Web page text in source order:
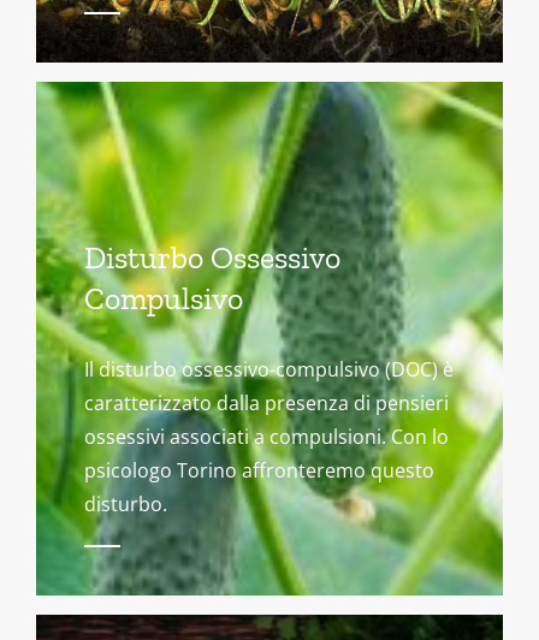
Disturbo Ossessivo
Compulsivo
Il disturbo ossessivo-compulsivo (DOC) è
caratterizzato dalla presenza di pensieri
ossessivi associati a compulsioni. Con lo
psicologo Torino affronteremo questo
disturbo.